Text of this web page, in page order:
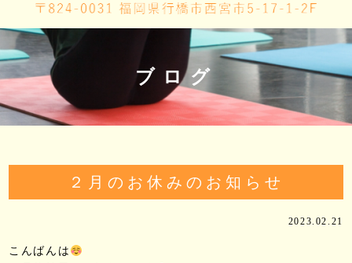
ブログ
２月のお休みのお知らせ
2023.02.21
こんばんは